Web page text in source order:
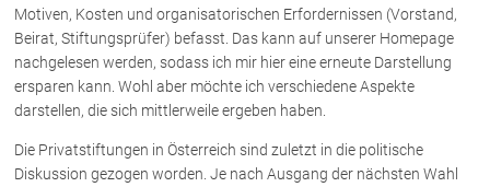
Prozessführung und
Schiedsgerichtsbarkeit
Skiunfälle in Österreich
Kanzleiteam
Motiven, Kosten und organisatorischen Erfordernissen (Vorstand,
Beirat, Stiftungsprüfer) befasst. Das kann auf unserer Homepage
nachgelesen werden, sodass ich mir hier eine erneute Darstellung
ersparen kann. Wohl aber möchte ich verschiedene Aspekte
darstellen, die sich mittlerweile ergeben haben.
Die Privatstiftungen in Österreich sind zuletzt in die politische
Diskussion gezogen worden. Je nach Ausgang der nächsten Wahl